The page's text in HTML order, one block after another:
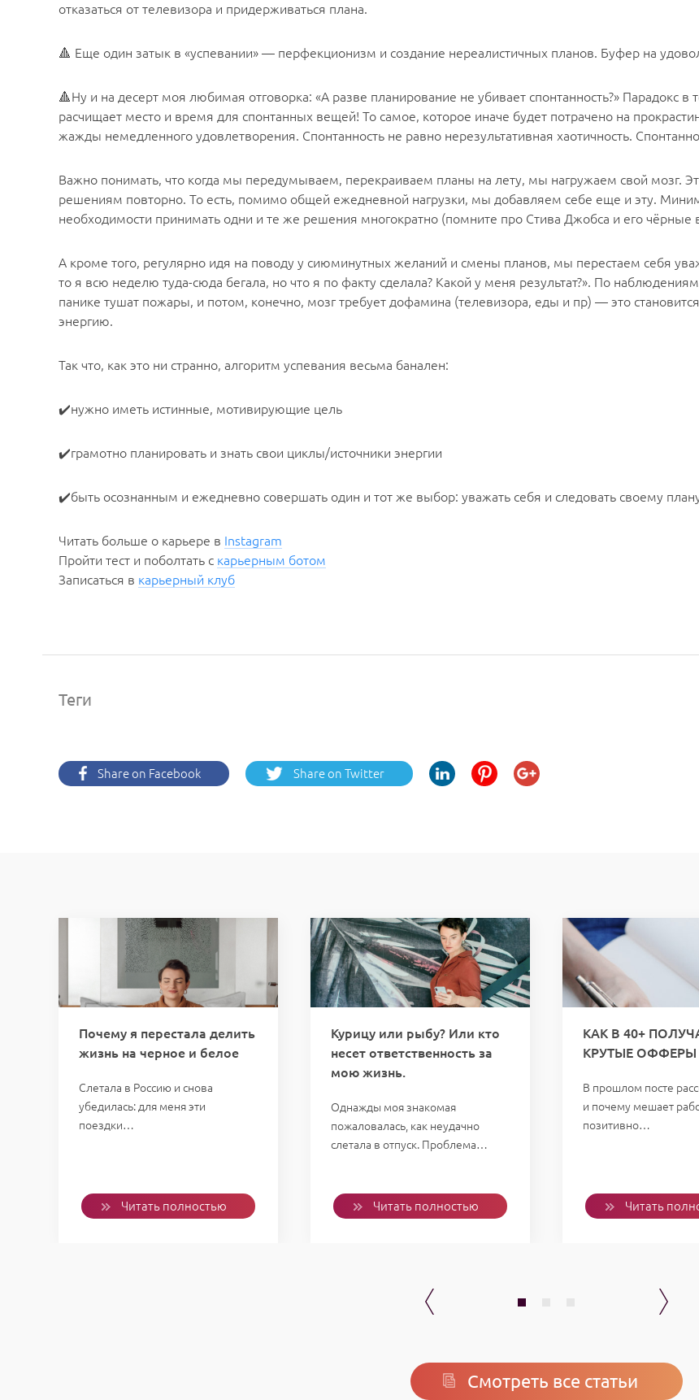
отказаться от телевизора и придерживаться плана.
🔺 Еще один затык в «успевании» — перфекционизм и создание нереалистичных планов. Буфер на
🔺Ну и на десерт моя любимая отговорка: «А разве планирование не убивает спонтанность?» Парадокс
расчищает место и время для спонтанных вещей! То самое, которое иначе будет потрачено на
жажды немедленного удовлетворения. Спонтанность не равно нерезультативная хаотичность.
Важно понимать, что когда мы передумываем, перекраиваем планы на лету, мы нагружаем свой мозг.
решениям повторно. То есть, помимо общей ежедневной нагрузки, мы добавляем себе еще и эту.
необходимости принимать одни и те же решения многократно (помните про Стива Джобса и его чёрные
А кроме того, регулярно идя на поводу у сиюминутных желаний и смены планов, мы перестаем себя
то я всю неделю туда-сюда бегала, но что я по факту сделала? Какой у меня результат?». По
панике тушат пожары, и потом, конечно, мозг требует дофамина (телевизора, еды и пр) — это
энергию.
Так что, как это ни странно, алгоритм успевания весьма банален:
✔️нужно иметь истинные, мотивирующие цель
✔️грамотно планировать и знать свои циклы/источники энергии
✔️быть осознанным и ежедневно совершать один и тот же выбор: уважать себя и следовать своему плану
Читать больше о карьере в Instagram
Пройти тест и поболтать с карьерным ботом
Записаться в карьерный клуб
Теги
Share on Facebook Share on Twitter
Почему я перестала делить
жизнь на черное и белое
Слетала в Россию и снова
убедилась: для меня эти
поездки…
Читать полностью
Курицу или рыбу? Или кто
несет ответственность за
мою жизнь.
Однажды моя знакомая
пожаловалась, как неудачно
слетала в отпуск. Проблема…
Читать полностью
КАК В 40+
КРУТЫЕ ОФФЕРЫ
В прошлом посте
и почему мешает
позитивно…
Читать
Смотреть все статьи